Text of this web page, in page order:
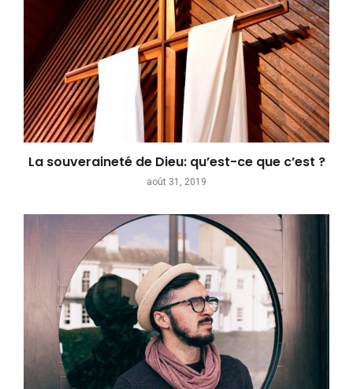
La souveraineté de Dieu: qu’est-ce que c’est ?
août 31, 2019